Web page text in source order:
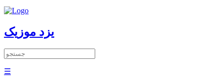
یزد موزیک
☰